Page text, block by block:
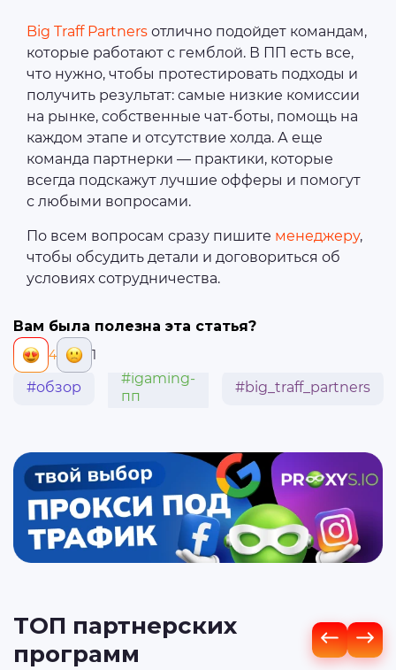
Big Traff Partners отлично подойдет командам,
которые работают с гемблой. В ПП есть все,
что нужно, чтобы протестировать подходы и
получить результат: самые низкие комиссии
на рынке, собственные чат-боты, помощь на
каждом этапе и отсутствие холда. А еще
команда партнерки — практики, которые
всегда подскажут лучшие офферы и помогут
с любыми вопросами.
По всем вопросам сразу пишите менеджеру,
чтобы обсудить детали и договориться об
условиях сотрудничества.
Вам была полезна эта статья?
4 1
#обзор
#igaming-
пп
#big_traff_partners
ТОП партнерских
программ